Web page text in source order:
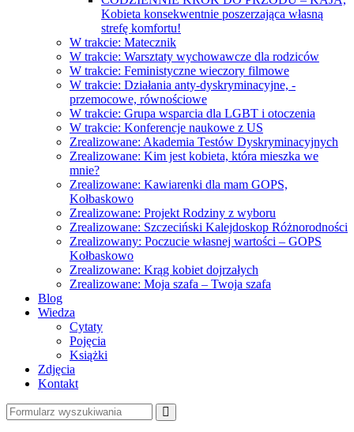
Kobieta konsekwentnie poszerzająca własną
strefę komfortu!
W trakcie: Matecznik
W trakcie: Warsztaty wychowawcze dla rodziców
W trakcie: Feministyczne wieczory filmowe
W trakcie: Działania anty-dyskryminacyjne, -
przemocowe, równościowe
W trakcie: Grupa wsparcia dla LGBT i otoczenia
W trakcie: Konferencje naukowe z US
Zrealizowane: Akademia Testów Dyskryminacyjnych
Zrealizowane: Kim jest kobieta, która mieszka we
mnie?
Zrealizowane: Kawiarenki dla mam GOPS,
Kołbaskowo
Zrealizowane: Projekt Rodziny z wyboru
Zrealizowane: Szczeciński Kalejdoskop Różnorodności
Zrealizowany: Poczucie własnej wartości – GOPS
Kołbaskowo
Zrealizowane: Krąg kobiet dojrzałych
Zrealizowane: Moja szafa – Twoja szafa
Blog
Wiedza
Cytaty
Pojęcia
Książki
Zdjęcia
Kontakt